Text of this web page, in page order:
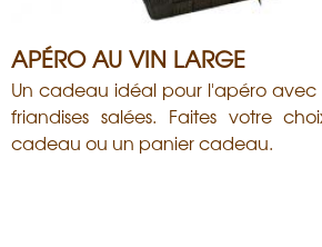
APÉRO AU VIN LARGE
Un cadeau idéal pour l'apéro avec
friandises salées. Faites votre
cadeau ou un panier cadeau.